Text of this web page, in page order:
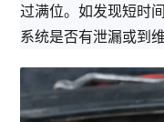
过满位。如发现短时
系统是否有泄漏或到